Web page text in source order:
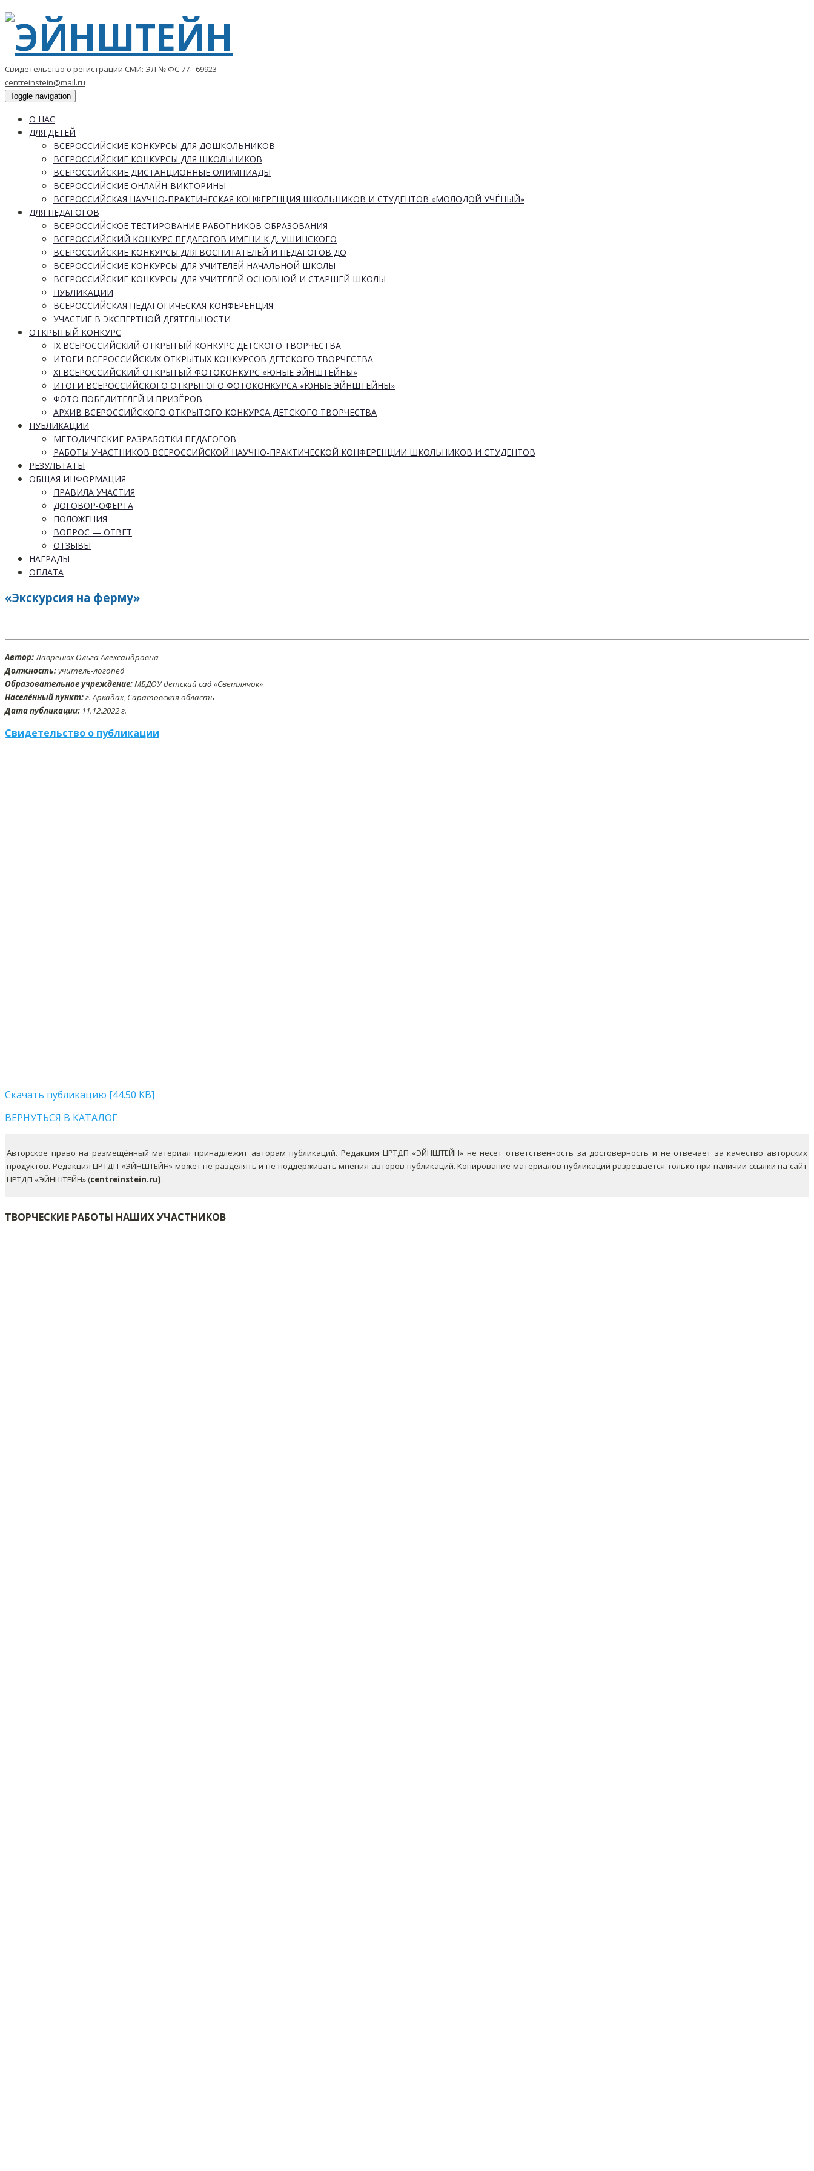
Свидетельство о регистрации СМИ: ЭЛ № ФС 77 - 69923
centreinstein@mail.ru
Toggle navigation
О НАС
ДЛЯ ДЕТЕЙ
ВСЕРОССИЙСКИЕ КОНКУРСЫ ДЛЯ ДОШКОЛЬНИКОВ
ВСЕРОССИЙСКИЕ КОНКУРСЫ ДЛЯ ШКОЛЬНИКОВ
ВСЕРОССИЙСКИЕ ДИСТАНЦИОННЫЕ ОЛИМПИАДЫ
ВСЕРОССИЙСКИЕ ОНЛАЙН-ВИКТОРИНЫ
ВСЕРОССИЙСКАЯ НАУЧНО-ПРАКТИЧЕСКАЯ КОНФЕРЕНЦИЯ ШКОЛЬНИКОВ И СТУДЕНТОВ «МОЛОДОЙ УЧЁНЫЙ»
ДЛЯ ПЕДАГОГОВ
ВСЕРОССИЙСКОЕ ТЕСТИРОВАНИЕ РАБОТНИКОВ ОБРАЗОВАНИЯ
ВСЕРОССИЙСКИЙ КОНКУРС ПЕДАГОГОВ ИМЕНИ К.Д. УШИНСКОГО
ВСЕРОССИЙСКИЕ КОНКУРСЫ ДЛЯ ВОСПИТАТЕЛЕЙ И ПЕДАГОГОВ ДО
ВСЕРОССИЙСКИЕ КОНКУРСЫ ДЛЯ УЧИТЕЛЕЙ НАЧАЛЬНОЙ ШКОЛЫ
ВСЕРОССИЙСКИЕ КОНКУРСЫ ДЛЯ УЧИТЕЛЕЙ ОСНОВНОЙ И СТАРШЕЙ ШКОЛЫ
ПУБЛИКАЦИИ
ВСЕРОССИЙСКАЯ ПЕДАГОГИЧЕСКАЯ КОНФЕРЕНЦИЯ
УЧАСТИЕ В ЭКСПЕРТНОЙ ДЕЯТЕЛЬНОСТИ
ОТКРЫТЫЙ КОНКУРС
IX ВСЕРОССИЙСКИЙ ОТКРЫТЫЙ КОНКУРС ДЕТСКОГО ТВОРЧЕСТВА
ИТОГИ ВСЕРОССИЙСКИХ ОТКРЫТЫХ КОНКУРСОВ ДЕТСКОГО ТВОРЧЕСТВА
XI ВСЕРОССИЙСКИЙ ОТКРЫТЫЙ ФОТОКОНКУРС «ЮНЫЕ ЭЙНШТЕЙНЫ»
ИТОГИ ВСЕРОССИЙСКОГО ОТКРЫТОГО ФОТОКОНКУРСА «ЮНЫЕ ЭЙНШТЕЙНЫ»
ФОТО ПОБЕДИТЕЛЕЙ И ПРИЗЁРОВ
АРХИВ ВСЕРОССИЙСКОГО ОТКРЫТОГО КОНКУРСА ДЕТСКОГО ТВОРЧЕСТВА
ПУБЛИКАЦИИ
МЕТОДИЧЕСКИЕ РАЗРАБОТКИ ПЕДАГОГОВ
РАБОТЫ УЧАСТНИКОВ ВСЕРОССИЙСКОЙ НАУЧНО-ПРАКТИЧЕСКОЙ КОНФЕРЕНЦИИ ШКОЛЬНИКОВ И СТУДЕНТОВ
РЕЗУЛЬТАТЫ
ОБЩАЯ ИНФОРМАЦИЯ
ПРАВИЛА УЧАСТИЯ
ДОГОВОР-ОФЕРТА
ПОЛОЖЕНИЯ
ВОПРОС — ОТВЕТ
ОТЗЫВЫ
НАГРАДЫ
ОПЛАТА
«Экскурсия на ферму»
Автор:Лавренюк Ольга Александровна
Должность:учитель-логопед
Образовательное учреждение:МБДОУ детский сад «Светлячок»
Населённый пункт:г. Аркадак, Саратовская область
Дата публикации: 11.12.2022 г.
Свидетельство о публикации
Скачать публикацию [44.50 KB]
ВЕРНУТЬСЯ В КАТАЛОГ
Авторское право на размещённый материал принадлежит авторам публикаций. Редакция ЦРТДП «ЭЙНШТЕЙН» не несет ответственность за достоверность и не отвечает за качество авторских
продуктов. Редакция ЦРТДП «ЭЙНШТЕЙН» может не разделять и не поддерживать мнения авторов публикаций.Копирование материалов публикаций разрешается только при наличии ссылки на сайт
ЦРТДП «ЭЙНШТЕЙН» (centreinstein.ru).
ТВОРЧЕСКИЕ РАБОТЫ НАШИХ УЧАСТНИКОВ